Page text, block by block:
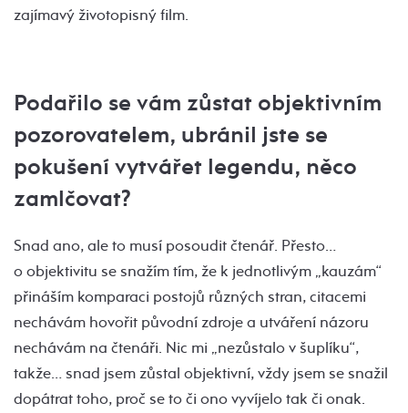
zajímavý životopisný film.
Podařilo se vám zůstat objektivním
pozorovatelem, ubránil jste se
pokušení vytvářet legendu, něco
zamlčovat?
Snad ano, ale to musí posoudit čtenář. Přesto…
o objektivitu se snažím tím, že k jednotlivým „kauzám“
přináším komparaci postojů různých stran, citacemi
nechávám hovořit původní zdroje a utváření názoru
nechávám na čtenáři. Nic mi „nezůstalo v šuplíku“,
takže… snad jsem zůstal objektivní, vždy jsem se snažil
dopátrat toho, proč se to či ono vyvíjelo tak či onak.